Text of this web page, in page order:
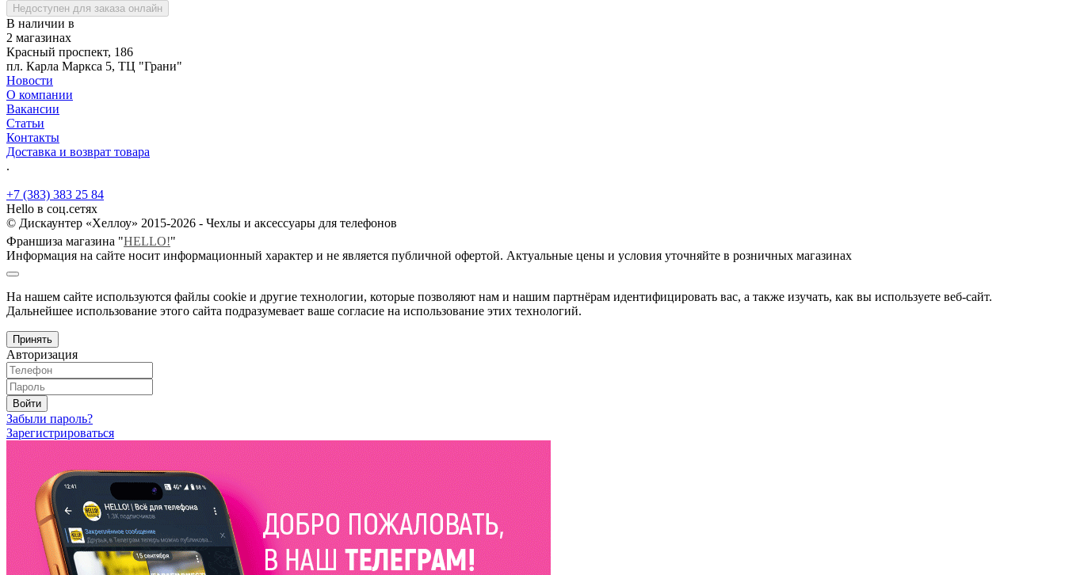
Недоступен для заказа онлайн
В наличии в
2 магазинах
Красный проспект, 186
пл. Карла Маркса 5, ТЦ "Грани"
Новости
О компании
Вакансии
Статьи
Контакты
Доставка и возврат товара
.
+7 (383) 383 25 84
Hello в соц.сетях
© Дискаунтер «Хеллоу» 2015-2026 - Чехлы и аксессуары для телефонов
Франшиза магазина "HELLO!"
Информация на сайте носит информационный характер и не является публичной офертой. Актуальные цены и условия уточняйте в розничных магазинах
На нашем сайте используются файлы cookie и другие технологии, которые позволяют нам и нашим партнёрам идентифицировать вас, а также изучать, как вы используете веб-сайт.
Дальнейшее использование этого сайта подразумевает ваше согласие на использование этих технологий.
Принять
Авторизация
Войти
Забыли пароль?
Зарегистрироваться